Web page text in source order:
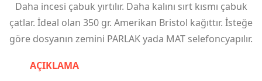
Daha incesi çabuk yırtılır. Daha kalını sırt kısmı çabuk
çatlar. İdeal olan 350 gr. Amerikan Bristol kağıttır. İsteğe
göre dosyanın zemini PARLAK yada MAT selefoncyapılır.
AÇIKLAMA